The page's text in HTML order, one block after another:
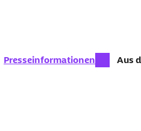
zur Zeit aktiv:
Presseinformationen Aus